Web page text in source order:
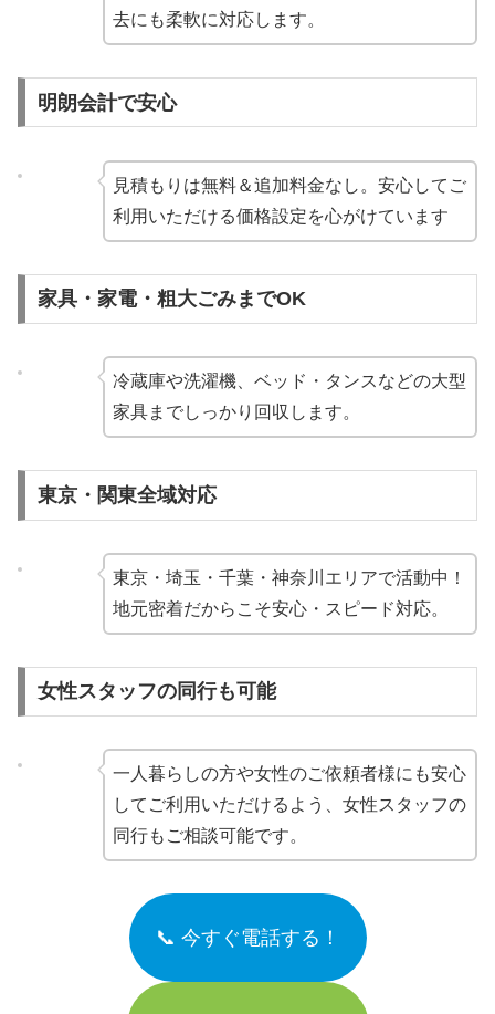
去にも柔軟に対応します。
明朗会計で安心
見積もりは無料＆追加料金なし。安心してご
利用いただける価格設定を心がけています
家具・家電・粗大ごみまでOK
冷蔵庫や洗濯機、ベッド・タンスなどの大型
家具までしっかり回収します。
東京・関東全域対応
東京・埼玉・千葉・神奈川エリアで活動中！
地元密着だからこそ安心・スピード対応。
女性スタッフの同行も可能
一人暮らしの方や女性のご依頼者様にも安心
してご利用いただけるよう、女性スタッフの
同行もご相談可能です。
📞 今すぐ電話する！